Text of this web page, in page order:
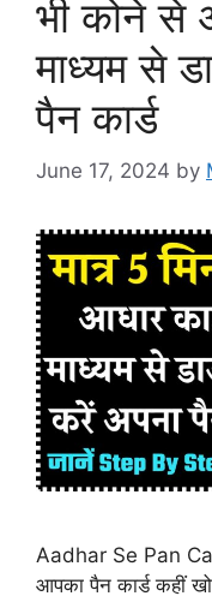
भी कोने से
माध्यम से
पैन कार्ड
June 17, 2024 by
Aadhar Se Pan
आपका पैन कार्ड कहीं